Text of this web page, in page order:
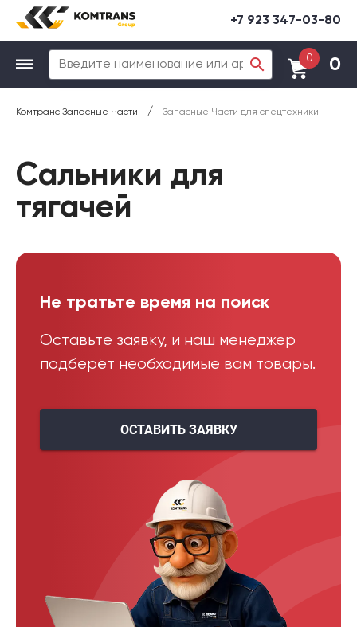
+7 923 347-03-80
0 0
Комтранс Запасные Части / Запасные Части для спецтехники
Сальники для
тягачей
Не тратьте время на поиск
Оставьте заявку, и наш менеджер
подберёт необходимые вам товары.
ОСТАВИТЬ ЗАЯВКУ